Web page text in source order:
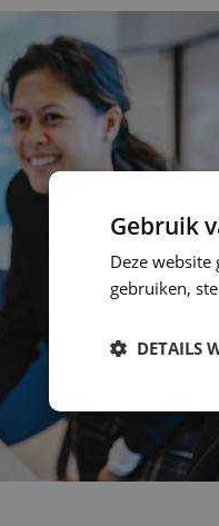
Gebruik
Deze
gebruiken,
DETAILS